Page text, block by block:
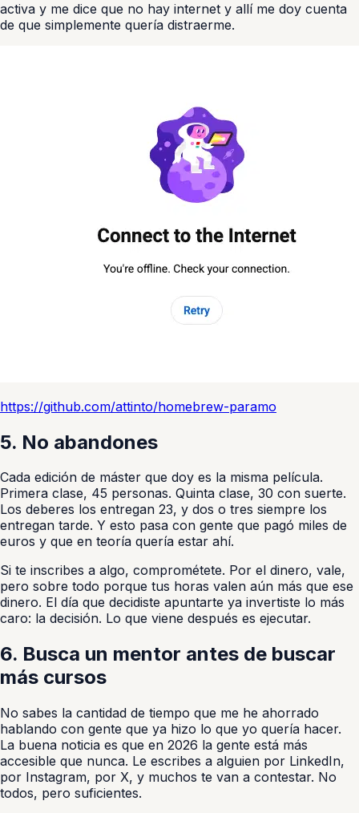
activa y me dice que no hay internet y allí me doy cuenta
de que simplemente quería distraerme.
https://github.com/attinto/homebrew-paramo
5. No abandones
Cada edición de máster que doy es la misma película.
Primera clase, 45 personas. Quinta clase, 30 con suerte.
Los deberes los entregan 23, y dos o tres siempre los
entregan tarde. Y esto pasa con gente que pagó miles de
euros y que en teoría quería estar ahí.
Si te inscribes a algo, comprométete. Por el dinero, vale,
pero sobre todo porque tus horas valen aún más que ese
dinero. El día que decidiste apuntarte ya invertiste lo más
caro: la decisión. Lo que viene después es ejecutar.
6. Busca un mentor antes de buscar
más cursos
No sabes la cantidad de tiempo que me he ahorrado
hablando con gente que ya hizo lo que yo quería hacer.
La buena noticia es que en 2026 la gente está más
accesible que nunca. Le escribes a alguien por LinkedIn,
por Instagram, por X, y muchos te van a contestar. No
todos, pero suficientes.